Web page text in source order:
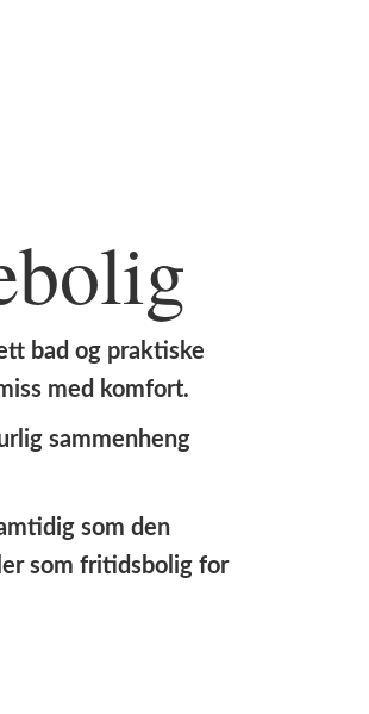
bad og praktiske
med komfort.
sammenheng
som den
som fritidsbolig for